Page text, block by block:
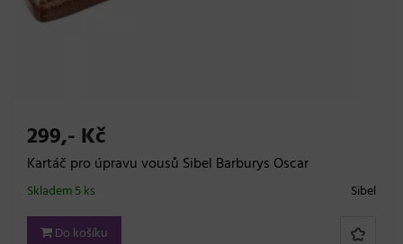
299,- Kč
Kartáč pro úpravu vousů Sibel Barburys Oscar
Sibel
Skladem 5 ks
Do košíku